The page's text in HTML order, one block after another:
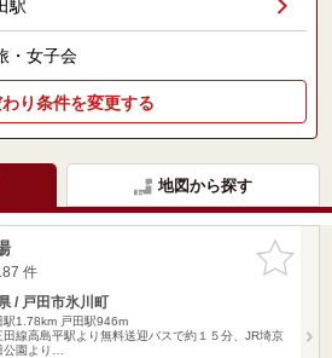
駅
・女子会
り条件を変更する
地図から探す
お気に入
りに追加
件
/ 戸田市氷川町
駅1.78km 戸田駅946m
田線高島平駅より無料送迎バスで約１５分、JR埼京
公園より…